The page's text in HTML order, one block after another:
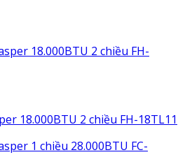
18.000BTU 2 chiều FH-18TL11